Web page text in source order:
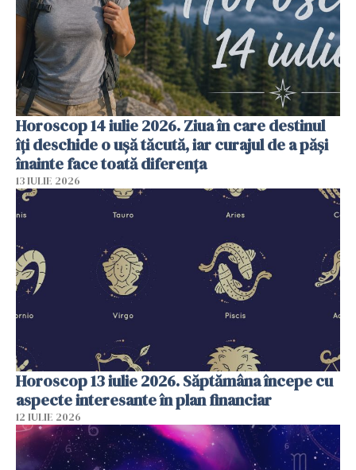
Horoscop 14 iulie 2026. Ziua în care destinul
îți deschide o ușă tăcută, iar curajul de a păși
înainte face toată diferența
13 IULIE 2026
Horoscop 13 iulie 2026. Săptămâna începe cu
aspecte interesante în plan financiar
12 IULIE 2026